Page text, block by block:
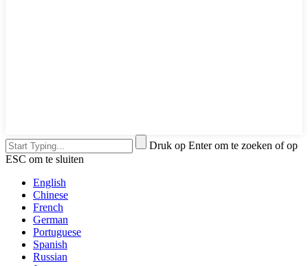
Druk op Enter om te zoeken of op
ESC om te sluiten
English
Chinese
French
German
Portuguese
Spanish
Russian